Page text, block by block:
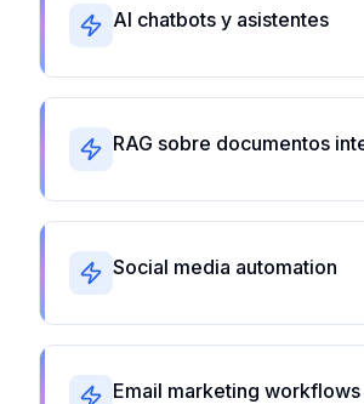
AI chatbots y asistentes
RAG sobre documentos
Social media automation
Email marketing workflows